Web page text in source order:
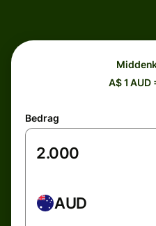
A$ 1 AUD
Bedrag
AUD